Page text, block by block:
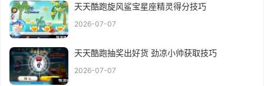
天天酷跑旋风鲨宝星座精灵得分技巧
2026-07-07
天天酷跑抽奖出好货 劲凉小帅获取技巧
2026-07-07